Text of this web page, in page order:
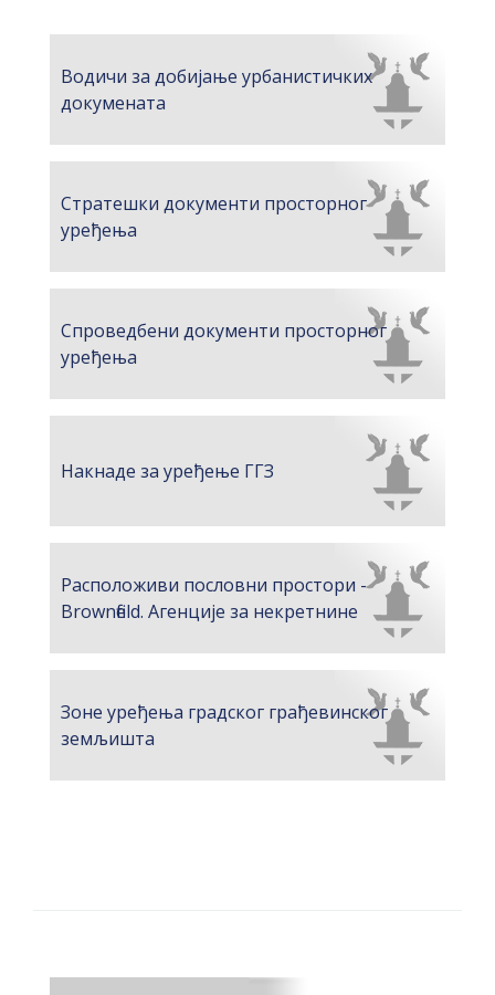
Водичи за добијање урбанистичких
докумената
Стратешки документи просторног
уређења
Спроведбени документи просторног
уређења
Накнаде за уређење ГГЗ
Расположиви пословни простори -
Brownfield. Агенције за некретнине
Зоне уређења градског грађевинског
земљишта